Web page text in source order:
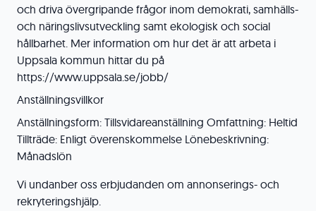
och driva övergripande frågor inom demokrati, samhälls-
och näringslivsutveckling samt ekologisk och social
hållbarhet. Mer information om hur det är att arbeta i
Uppsala kommun hittar du på
https://www.uppsala.se/jobb/
Anställningsvillkor
Anställningsform: Tillsvidareanställning Omfattning: Heltid
Tillträde: Enligt överenskommelse Lönebeskrivning:
Månadslön
Vi undanber oss erbjudanden om annonserings- och
rekryteringshjälp.